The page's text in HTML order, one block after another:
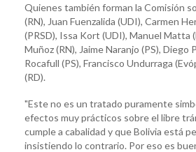
Quienes también forman la Comisión
(RN), Juan Fuenzalida (UDI), Carmen
(PRSD), Issa Kort (UDI), Manuel Matta
Muñoz (RN), Jaime Naranjo (PS), Diego
Rocafull (PS), Francisco Undurraga
(RD).
"Este no es un tratado puramente
efectos muy prácticos sobre el libre
cumple a cabalidad y que Bolivia está
insistiendo lo contrario. Por eso es